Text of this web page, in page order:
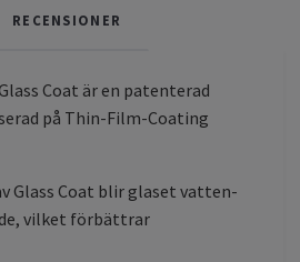
RECENSIONER
Coat är en patenterad
på Thin-Film-Coating
Glass Coat blir glaset vatten-
vilket förbättrar